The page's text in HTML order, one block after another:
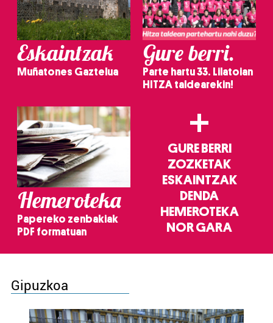
Eskaintzak
Muñatones Gaztelua
Gure berri.
Parte hartu 33. Lilatoian
HITZA taldearekin!
Hemeroteka
Papereko zenbakiak
PDF formatuan
+
GURE BERRI
ZOZKETAK
ESKAINTZAK
DENDA
HEMEROTEKA
NOR GARA
Gipuzkoa